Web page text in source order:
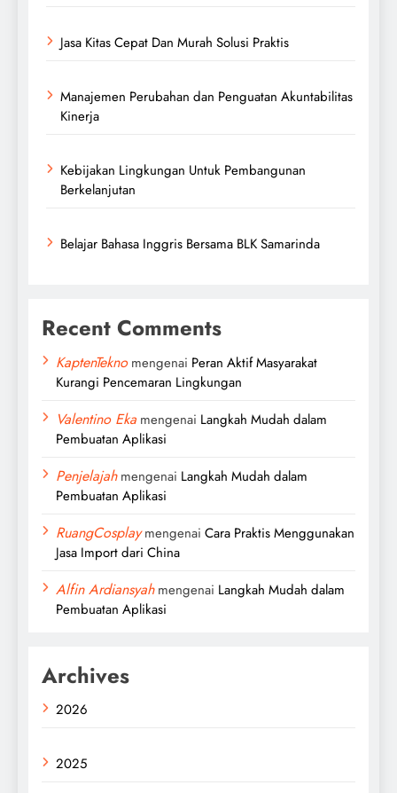
Jasa Kitas Cepat Dan Murah Solusi Praktis
Manajemen Perubahan dan Penguatan Akuntabilitas
Kinerja
Kebijakan Lingkungan Untuk Pembangunan
Berkelanjutan
Belajar Bahasa Inggris Bersama BLK Samarinda
Recent Comments
KaptenTeknomengenai Peran Aktif Masyarakat
Kurangi Pencemaran Lingkungan
Valentino Eka mengenai Langkah Mudah dalam
Pembuatan Aplikasi
Penjelajahmengenai Langkah Mudah dalam
Pembuatan Aplikasi
RuangCosplaymengenai Cara Praktis Menggunakan
Jasa Import dari China
Alfin Ardiansyahmengenai Langkah Mudah dalam
Pembuatan Aplikasi
Archives
2026
2025